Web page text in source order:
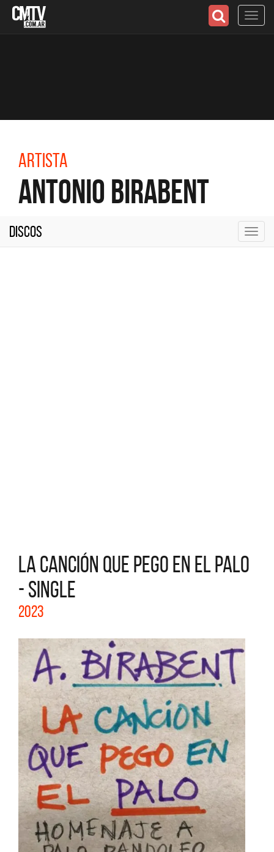
Artista
Antonio Birabent
Discos
LA CANCIÓN QUE PEGO EN EL PALO
- SINGLE
2023